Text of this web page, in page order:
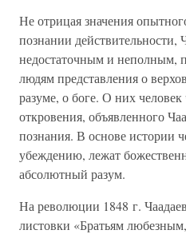
Не отрицая значения
познании действительности,
недостаточным и неполным,
людям представления о
разуме, о боге. О них человек
откровения, объявленного
познания. В основе истории
убеждению, лежат
абсолютный разум.
На революции 1848 г.
листовки «Братьям